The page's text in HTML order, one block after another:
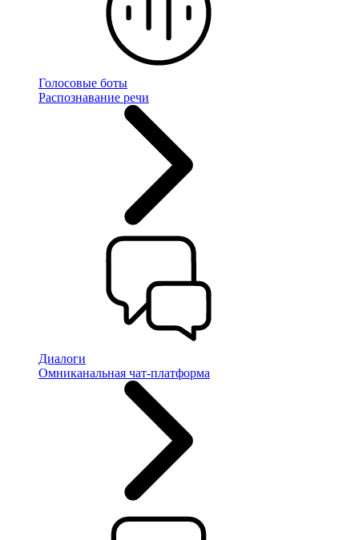
Голосовые боты
Распознавание речи
Диалоги
Омниканальная чат-платформа